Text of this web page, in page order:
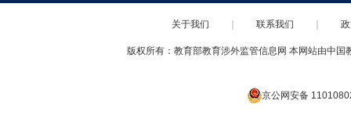
关于我们 联系我们
版权所有：教育部教育涉外监管信息网 本网站由中
京公网安备